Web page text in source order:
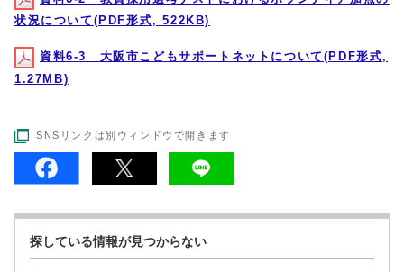
状況について(PDF形式, 522KB)
資料6-3 大阪市こどもサポートネットについて(PDF形式,
1.27MB)
SNSリンクは別ウィンドウで開きます
探している情報が見つからない